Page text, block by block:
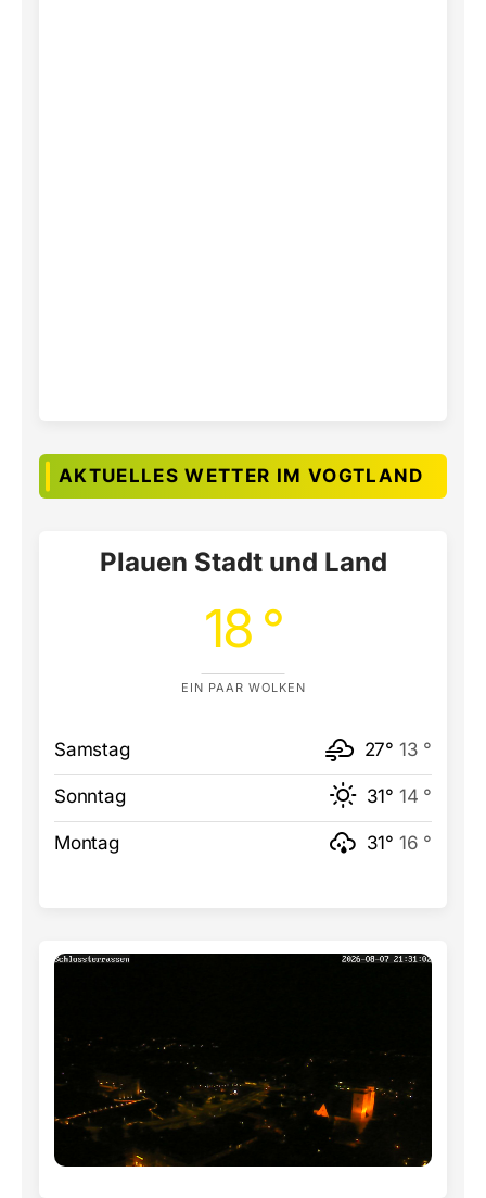
AKTUELLES WETTER IM VOGTLAND
Plauen Stadt und Land
18 °
EIN PAAR WOLKEN
Samstag 27° 13 °
Sonntag 31° 14 °
Montag 31° 16 °